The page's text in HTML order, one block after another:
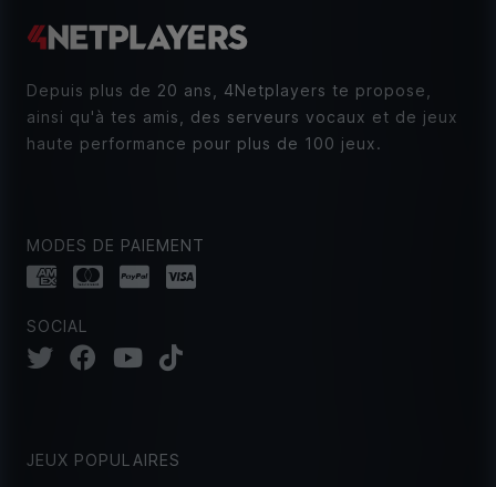
Depuis plus de 20 ans, 4Netplayers te propose,
ainsi qu'à tes amis, des serveurs vocaux et de jeux
haute performance pour plus de 100 jeux.
MODES DE PAIEMENT
SOCIAL
JEUX POPULAIRES